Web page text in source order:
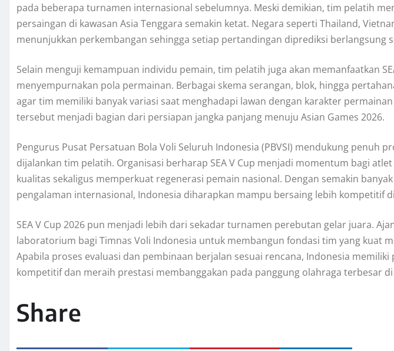
pada beberapa turnamen internasional sebelumnya. Meski demikian, tim pelatih
persaingan di kawasan Asia Tenggara semakin ketat. Negara seperti Thailand,
menunjukkan perkembangan sehingga setiap pertandingan diprediksi berlangsung
Selain menguji kemampuan individu pemain, tim pelatih juga akan memanfaatkan
menyempurnakan pola permainan. Berbagai skema serangan, blok, hingga
agar tim memiliki banyak variasi saat menghadapi lawan dengan karakter
tersebut menjadi bagian dari persiapan jangka panjang menuju Asian Games 2026.
Pengurus Pusat Persatuan Bola Voli Seluruh Indonesia (PBVSI) mendukung penuh
dijalankan tim pelatih. Organisasi berharap SEA V Cup menjadi momentum bagi
kualitas sekaligus memperkuat regenerasi pemain nasional. Dengan semakin
pengalaman internasional, Indonesia diharapkan mampu bersaing lebih kompetitif
SEA V Cup 2026 pun menjadi lebih dari sekadar turnamen perebutan gelar juara.
laboratorium bagi Timnas Voli Indonesia untuk membangun fondasi tim yang kuat
Apabila proses evaluasi dan pembinaan berjalan sesuai rencana, Indonesia
kompetitif dan meraih prestasi membanggakan pada panggung olahraga terbesar
Share